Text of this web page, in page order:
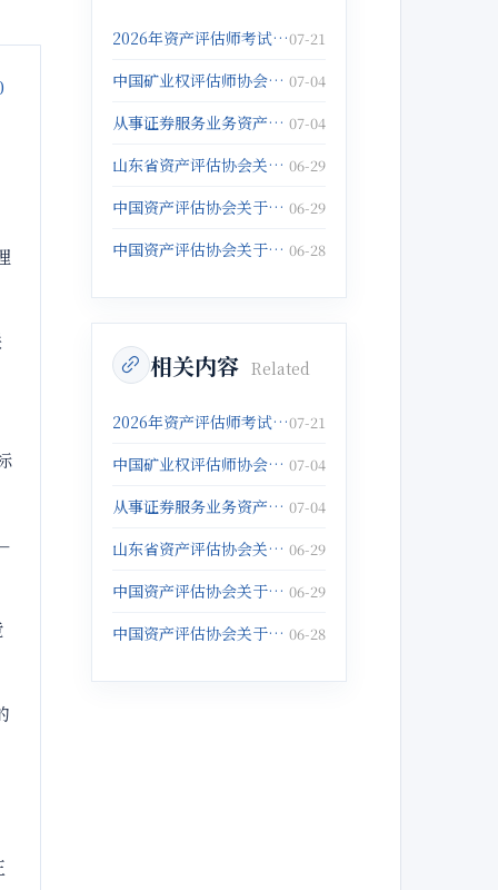
2026年资产评估师考试报名倒计时5天！抓紧报名啦！07-21
中国矿业权评估师协会关于发布《固体矿产矿业权出让底价评估应用指南》的公告 07-04
从事证券服务业务资产评估机构注销备案名单(2026年5月25日) 07-04
山东省资产评估协会关于征集数据资产评估与管理典型案例的通知 06-29
中国资产评估协会关于举办以财务报告为目的评估培训班的通知 06-29
中国资产评估协会关于举办企业破产重整与涉执财产评估培训班的通知 06-28
相关内容 Related
2026年资产评估师考试报名倒计时5天！抓紧报名啦！07-21
中国矿业权评估师协会关于发布《固体矿产矿业权出让底价评估应用指南》的公告 07-04
从事证券服务业务资产评估机构注销备案名单(2026年5月25日) 07-04
山东省资产评估协会关于征集数据资产评估与管理典型案例的通知 06-29
中国资产评估协会关于举办以财务报告为目的评估培训班的通知 06-29
中国资产评估协会关于举办企业破产重整与涉执财产评估培训班的通知 06-28